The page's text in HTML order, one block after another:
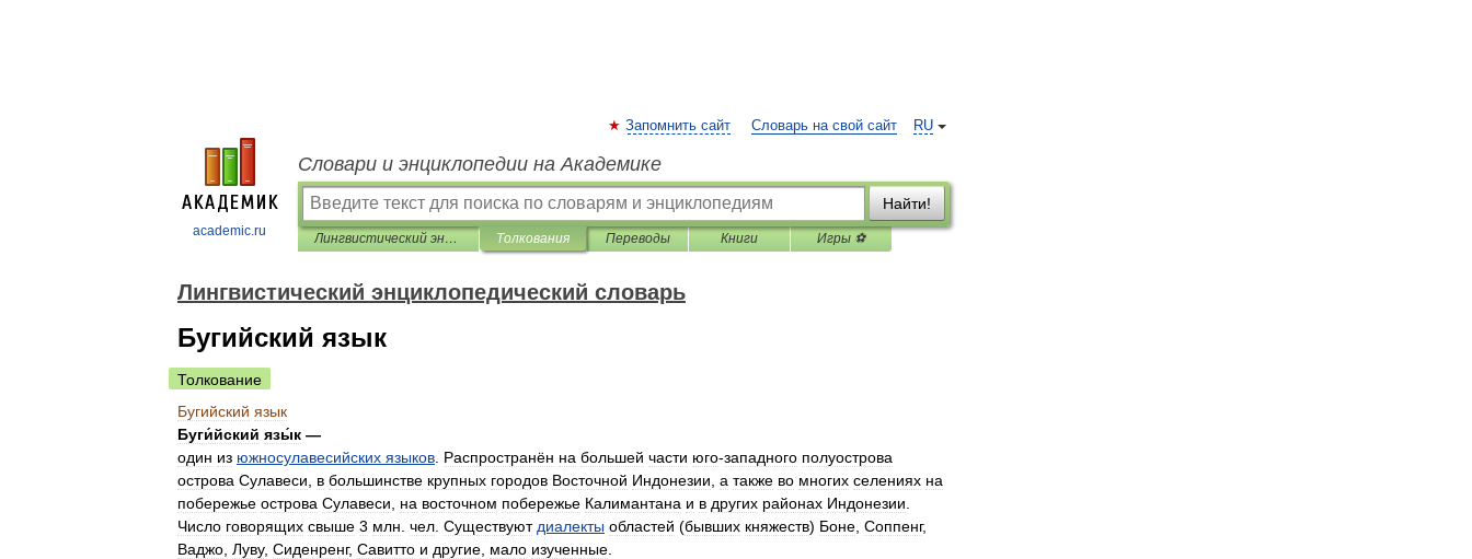
academic.ru
RU
Запомнить сайт Словарь на свой сайт
Словари и энциклопедии на Академике
Найти!
Лингвистический энциклопедический словарь Толкования Переводы Книги Игры ⚽
Лингвистический энциклопедический словарь
Бугийский язык
Толкование
Бугийский язык
Буги́йский язы́к —
один из южносулавесийских языков Распространён на большей части юго-западного полуострова
острова Сулавеси в большинстве крупных городов Восточной Индонезии а также во многих селениях на
побережье острова Сулавеси на восточном побережье Калимантана и в других районах Индонезии
Число говорящих свыше 3 млн чел Существуют диалекты областей (бывших княжеств) Боне Соппенг,
Ваджо Луву, Сиденренг, Савитто и другие мало изученные